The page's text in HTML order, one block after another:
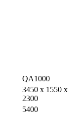
QA1000
3450 x 1550 x
2300
5400